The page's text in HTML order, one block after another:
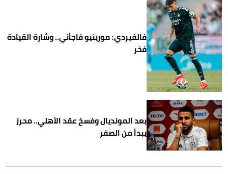
فالفيردي: مورينيو فاجأني.. وشارة القيادة
فخر
بعد المونديال وفسخ عقد الأهلي.. محرز
يبدأ من الصفر